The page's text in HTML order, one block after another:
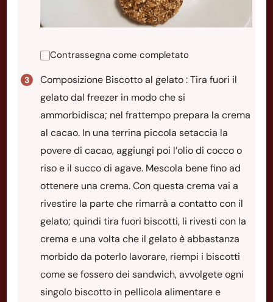
Contrassegna come completato
Composizione Biscotto al gelato : Tira fuori il
gelato dal freezer in modo che si
ammorbidisca; nel frattempo prepara la crema
al cacao. In una terrina piccola setaccia la
povere di cacao, aggiungi poi l’olio di cocco o
riso e il succo di agave. Mescola bene fino ad
ottenere una crema. Con questa crema vai a
rivestire la parte che rimarrà a contatto con il
gelato; quindi tira fuori biscotti, li rivesti con la
crema e una volta che il gelato è abbastanza
morbido da poterlo lavorare, riempi i biscotti
come se fossero dei sandwich, avvolgete ogni
singolo biscotto in pellicola alimentare e